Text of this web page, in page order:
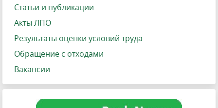
Статьи и публикации
Акты ЛПО
Результаты оценки условий труда
Обращение с отходами
Вакансии